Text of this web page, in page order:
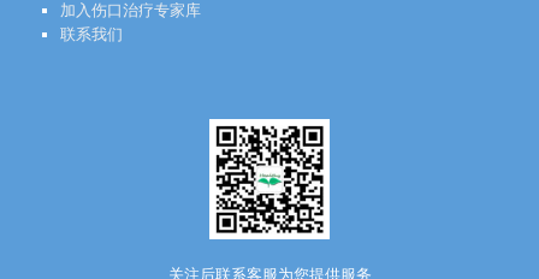
加入伤口治疗专家库
联系我们
关注后联系客服为您提供服务